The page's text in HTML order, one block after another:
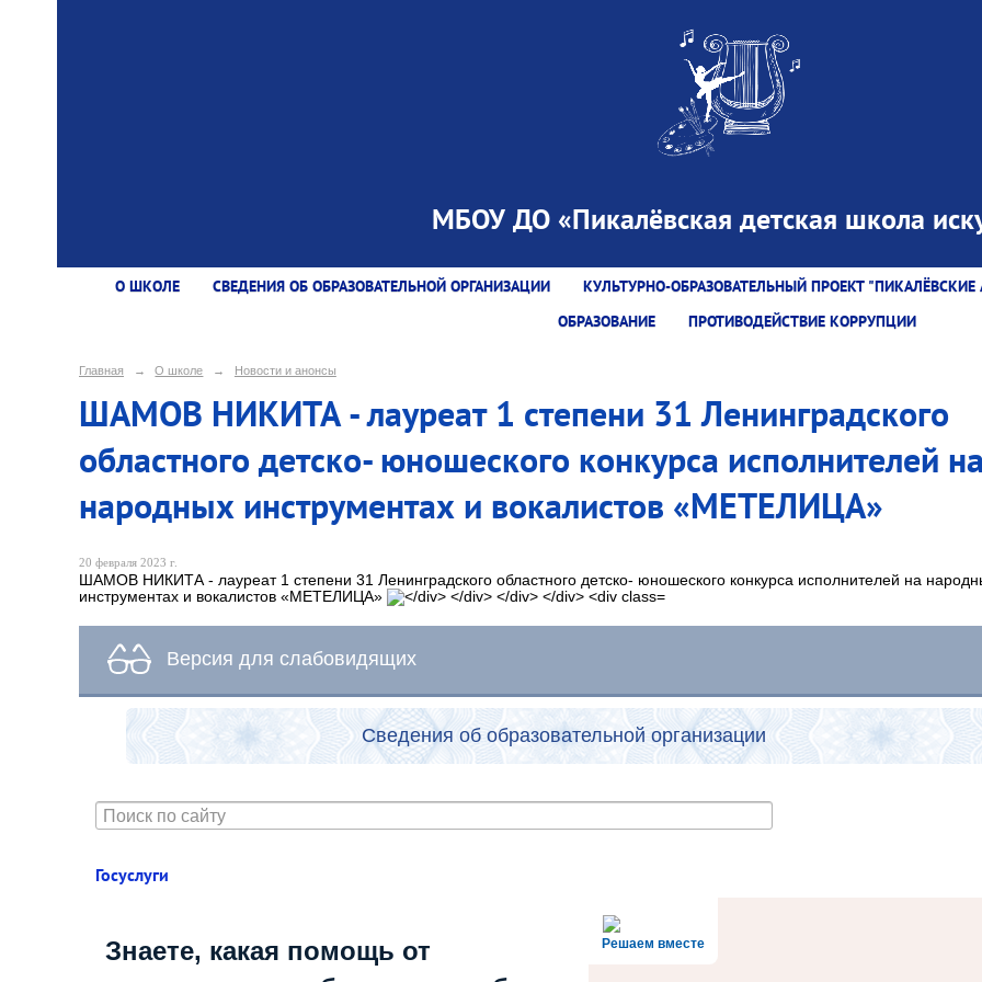
МБОУ ДО «Пикалёвская детская школа
О ШКОЛЕ СВЕДЕНИЯ ОБ ОБРАЗОВАТЕЛЬНОЙ ОРГАНИЗАЦИИ
КУЛЬТУРНО-ОБРАЗОВАТЕЛЬНЫЙ ПРОЕКТ "ПИКАЛЁВСКИЕ
ОБРАЗОВАНИЕ
ПРОТИВОДЕЙСТВИЕ КОРРУПЦИИ
Главная → О школе → Новости и анонсы
ШАМОВ НИКИТА - лауреат 1 степени 31 Ленинградского
областного детско- юношеского конкурса исполнителей
народных инструментах и вокалистов «МЕТЕЛИЦА»
20 февраля 2023 г.
ШАМОВ НИКИТА - лауреат 1 степени 31 Ленинградского областного детско- юношеского конкурса исполнителей на
инструментах и вокалистов «МЕТЕЛИЦА»
Версия для слабовидящих
Сведения об образовательной организации
Госуслуги
Решаем вместе
Знаете, какая помощь от